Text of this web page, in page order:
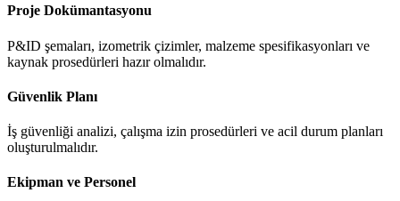
Proje Dokümantasyonu
P&ID şemaları, izometrik çizimler, malzeme spesifikasyonları ve
kaynak prosedürleri hazır olmalıdır.
Güvenlik Planı
İş güvenliği analizi, çalışma izin prosedürleri ve acil durum planları
oluşturulmalıdır.
Ekipman ve Personel